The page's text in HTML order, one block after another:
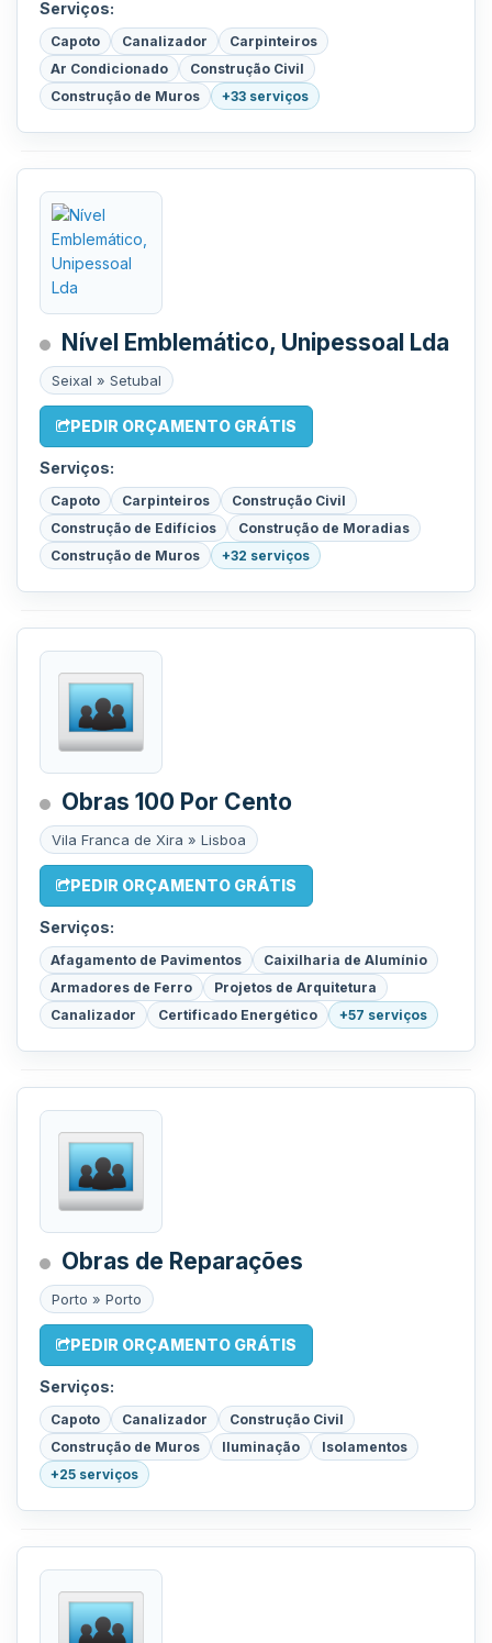
Serviços:
Capoto Canalizador
Carpinteiros
Ar Condicionado
Construção Civil
Construção de Muros
+33 serviços
Nível Emblemático, Unipessoal Lda
Seixal » Setubal
PEDIR ORÇAMENTO GRÁTIS
Serviços:
Capoto Carpinteiros
Construção Civil
Construção de Edifícios
Construção de Moradias
Construção de Muros
+32 serviços
Obras 100 Por Cento
Vila Franca de Xira » Lisboa
PEDIR ORÇAMENTO GRÁTIS
Serviços:
Afagamento de Pavimentos
Caixilharia de Alumínio
Armadores de Ferro
Projetos de Arquitetura
Canalizador
Certificado Energético +57 serviços
Obras de Reparações
Porto » Porto
PEDIR ORÇAMENTO GRÁTIS
Serviços:
Capoto Canalizador
Construção Civil
Construção de Muros
Iluminação
Isolamentos
+25 serviços